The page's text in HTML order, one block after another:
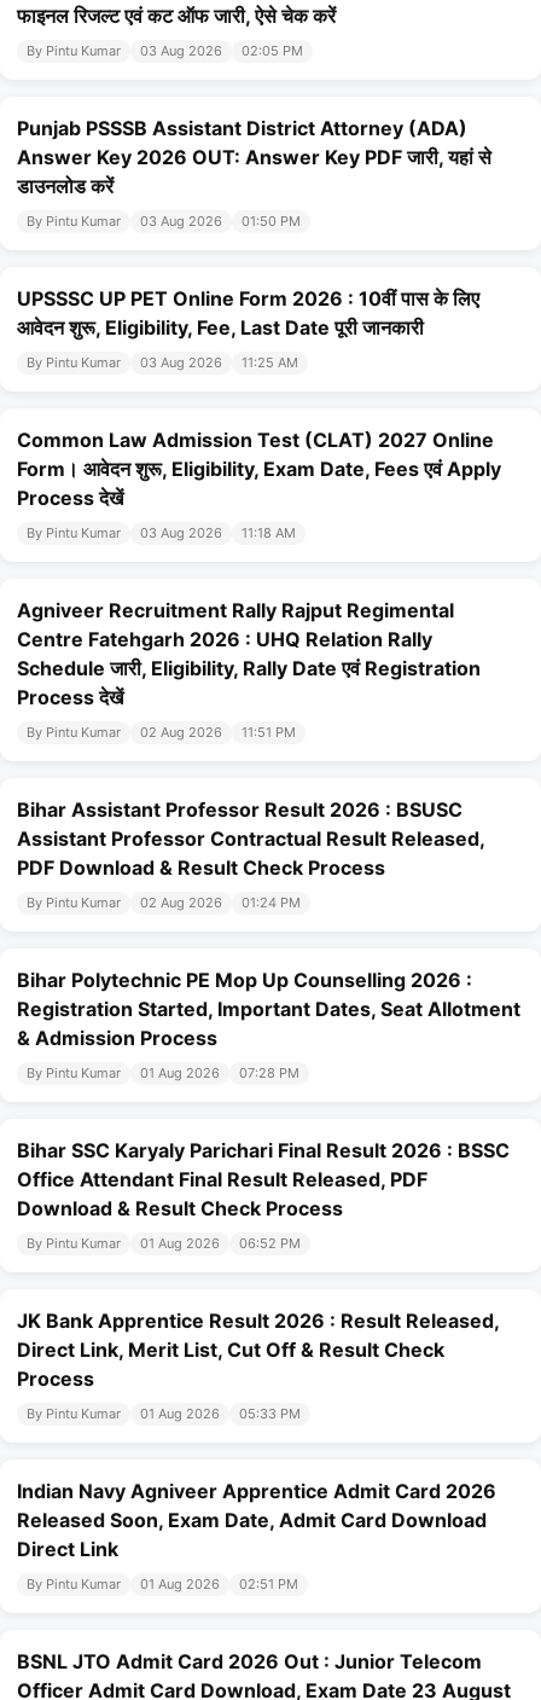
फाइनल रिजल्ट एवं कट ऑफ जारी, ऐसे चेक करें
By Pintu Kumar 03 Aug 2026 02:05 PM
Punjab PSSSB Assistant District Attorney (ADA)
Answer Key 2026 OUT: Answer Key PDF जारी, यहां से
डाउनलोड करें
By Pintu Kumar 03 Aug 2026 01:50 PM
UPSSSC UP PET Online Form 2026 : 10वीं पास के लिए
आवेदन शुरू, Eligibility, Fee, Last Date पूरी जानकारी
By Pintu Kumar 03 Aug 2026 11:25 AM
Common Law Admission Test (CLAT) 2027 Online
Form। आवेदन शुरू, Eligibility, Exam Date, Fees एवं Apply
Process देखें
By Pintu Kumar 03 Aug 2026 11:18 AM
Agniveer Recruitment Rally Rajput Regimental
Centre Fatehgarh 2026 : UHQ Relation Rally
Schedule जारी, Eligibility, Rally Date एवं Registration
Process देखें
By Pintu Kumar 02 Aug 2026 11:51 PM
Bihar Assistant Professor Result 2026 : BSUSC
Assistant Professor Contractual Result Released,
PDF Download & Result Check Process
By Pintu Kumar 02 Aug 2026 01:24 PM
Bihar Polytechnic PE Mop Up Counselling 2026 :
Registration Started, Important Dates, Seat Allotment
& Admission Process
By Pintu Kumar 01 Aug 2026 07:28 PM
Bihar SSC Karyaly Parichari Final Result 2026 : BSSC
Office Attendant Final Result Released, PDF
Download & Result Check Process
By Pintu Kumar 01 Aug 2026 06:52 PM
JK Bank Apprentice Result 2026 : Result Released,
Direct Link, Merit List, Cut Off & Result Check
Process
By Pintu Kumar 01 Aug 2026 05:33 PM
Indian Navy Agniveer Apprentice Admit Card 2026
Released Soon, Exam Date, Admit Card Download
Direct Link
By Pintu Kumar 01 Aug 2026 02:51 PM
BSNL JTO Admit Card 2026 Out : Junior Telecom
Officer Admit Card Download, Exam Date 23 August